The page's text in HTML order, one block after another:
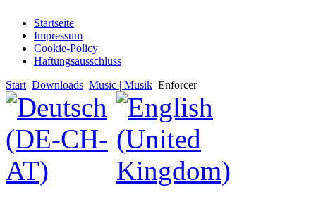
Startseite
Impressum
Cookie-Policy
Haftungsausschluss
Start Downloads Music | Musik Enforcer